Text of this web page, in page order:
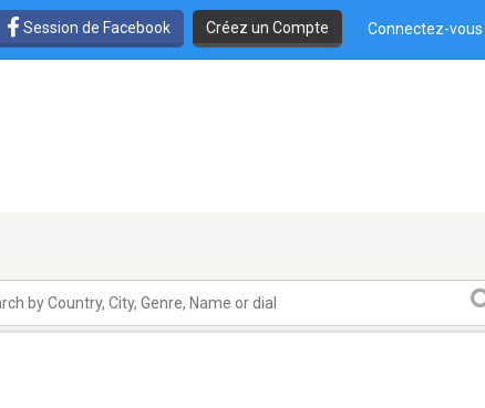
Session de Facebook Créez un Compte Connectez-vous